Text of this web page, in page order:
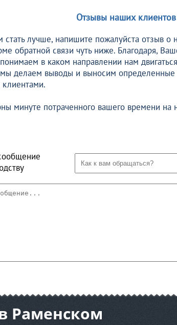
Отзывы наших клиентов
лучше, напишите пожалуйста отзыв о
обратной связи чуть ниже. Благодаря,
в каком направлении нам
мы делаем выводы и выносим
минуте потраченного вашего времени
Раменском